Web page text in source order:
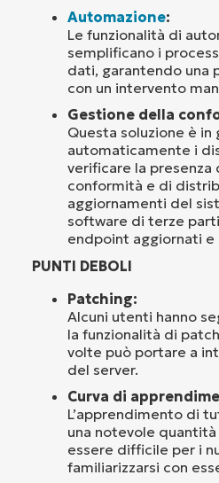
Automazione:
Le funzionalità di
semplificano i
dati, garantendo una
con un intervento
Gestione della
Questa soluzione è
automaticamente i
verificare la presenza
conformità e di
aggiornamenti del
software di terze
endpoint aggiornati e
PUNTI DEBOLI
Patching:
Alcuni utenti hanno
la funzionalità di
volte può portare a
del server.
Curva di
L’apprendimento di
una notevole
essere difficile per i
familiarizzarsi con